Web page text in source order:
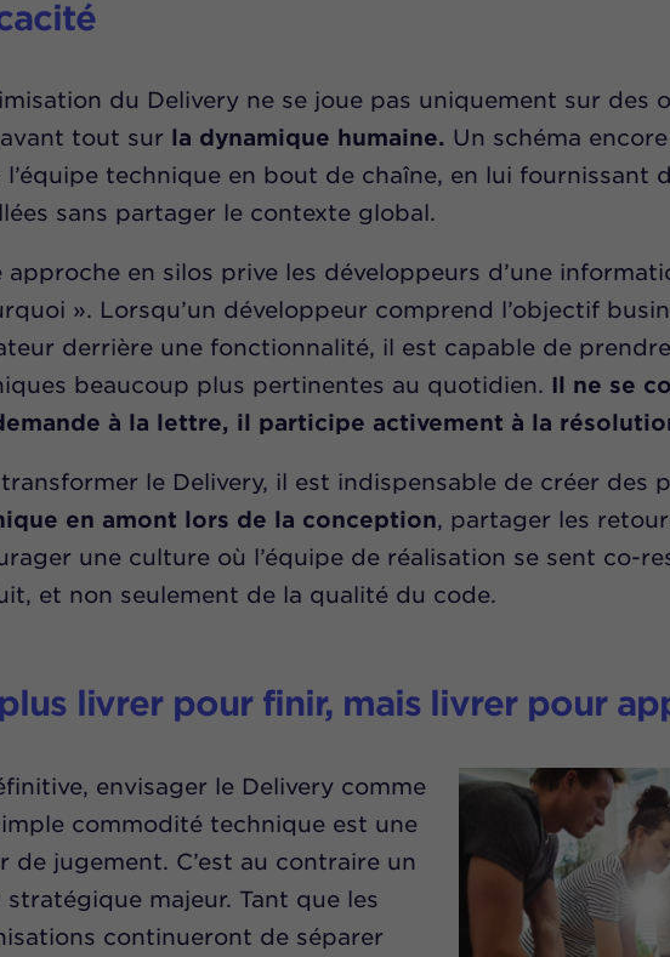
du Delivery ne se joue pas uniquement sur des
tout sur
la dynamique humaine. Un schéma
l’équipe technique en bout de chaîne, en lui fournissant
sans partager le contexte global.
approche en silos prive les développeurs d’une
». Lorsqu’un développeur comprend l’objectif
derrière une fonctionnalité, il est capable de
beaucoup plus pertinentes au quotidien. Il ne se
à la lettre, il participe activement à la
le Delivery, il est indispensable de créer des
en amont lors de la conception, partager les
une culture où l’équipe de réalisation se sent co-
et non seulement de la qualité du code.
livrer pour finir, mais livrer pour
envisager le Delivery comme
commodité technique est une
de jugement. C’est au contraire un
stratégique majeur. Tant que les
continueront de séparer